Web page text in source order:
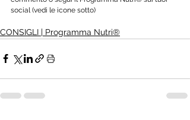
social (vedi le icone sotto)
CONSIGLI | Programma Nutri®